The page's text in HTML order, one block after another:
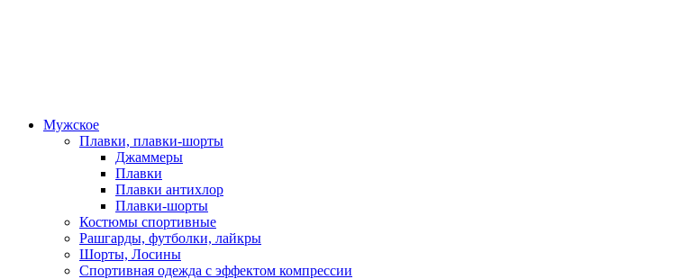
Мужское
Плавки, плавки-шорты
Джаммеры
Плавки
Плавки антихлор
Плавки-шорты
Костюмы спортивные
Рашгарды, футболки, лайкры
Шорты, Лосины
Спортивная одежда с эффектом компрессии